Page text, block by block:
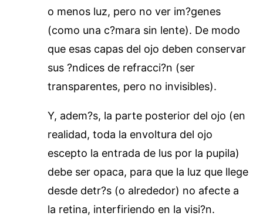
o menos luz, pero no ver im?genes
(como una c?mara sin lente). De modo
que esas capas del ojo deben conservar
sus ?ndices de refracci?n (ser
transparentes, pero no invisibles).
Y, adem?s, la parte posterior del ojo (en
realidad, toda la envoltura del ojo
escepto la entrada de lus por la pupila)
debe ser opaca, para que la luz que llege
desde detr?s (o alrededor) no afecte a
la retina, interfiriendo en la visi?n.